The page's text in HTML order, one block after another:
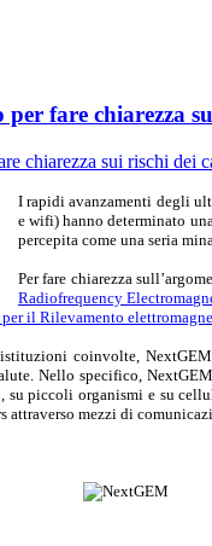
fare chiarezza
I rapidi avanzamenti degli
e wifi) hanno determinato
percepita come una seria
Per fare chiarezza
Radiofrequency
il Rilevamento
coinvolte,
Nello specifico,
su piccoli organismi e su
attraverso mezzi di